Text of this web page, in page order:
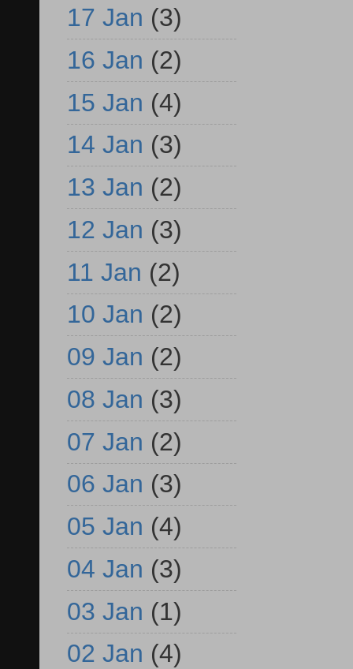
17 Jan (3)
16 Jan (2)
15 Jan (4)
14 Jan (3)
13 Jan (2)
12 Jan (3)
11 Jan (2)
10 Jan (2)
09 Jan (2)
08 Jan (3)
07 Jan (2)
06 Jan (3)
05 Jan (4)
04 Jan (3)
03 Jan (1)
02 Jan (4)